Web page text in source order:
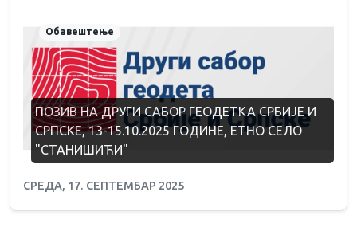
Обавештење
ПОЗИВ НА ДРУГИ САБОР ГЕОДЕТКА СРБИЈЕ И
СРПСКЕ, 13-15.10.2025 ГОДИНЕ, ЕТНО СЕЛО
"СТАНИШИЋИ"
СРЕДА, 17. СЕПТЕМБАР 2025